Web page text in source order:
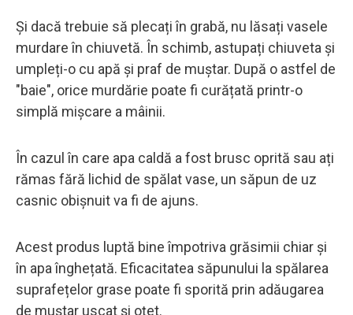
Și dacă trebuie să plecați în grabă, nu lăsați vasele
murdare în chiuvetă. În schimb, astupați chiuveta și
umpleți-o cu apă și praf de muștar. După o astfel de
"baie", orice murdărie poate fi curățată printr-o
simplă mișcare a mâinii.
În cazul în care apa caldă a fost brusc oprită sau ați
rămas fără lichid de spălat vase, un săpun de uz
casnic obișnuit va fi de ajuns.
Acest produs luptă bine împotriva grăsimii chiar și
în apa înghețată. Eficacitatea săpunului la spălarea
suprafețelor grase poate fi sporită prin adăugarea
de muștar uscat și oțet.